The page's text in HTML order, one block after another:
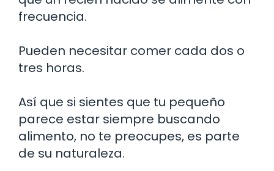
frecuencia.
Pueden necesitar comer cada dos o
tres horas.
Así que si sientes que tu pequeño
parece estar siempre buscando
alimento, no te preocupes, es parte
de su naturaleza.